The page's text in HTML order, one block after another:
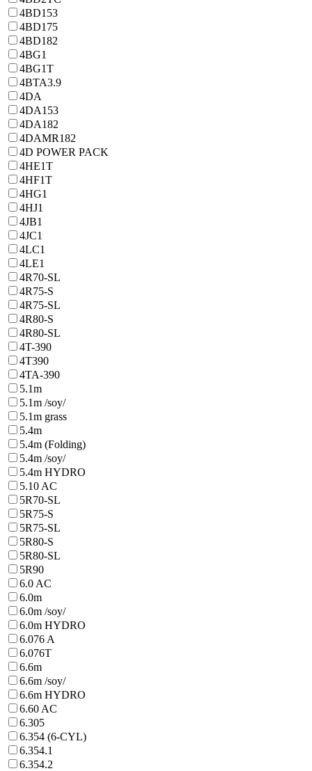
4BD153
4BD175
4BD182
4BG1
4BG1T
4BTA3.9
4DA
4DA153
4DA182
4DAMR182
4D POWER PACK
4HE1T
4HF1T
4HG1
4HJ1
4JB1
4JC1
4LC1
4LE1
4R70-SL
4R75-S
4R75-SL
4R80-S
4R80-SL
4T-390
4T390
4TA-390
5.1m
5.1m /soy/
5.1m grass
5.4m
5.4m (Folding)
5.4m /soy/
5.4m HYDRO
5.10 AC
5R70-SL
5R75-S
5R75-SL
5R80-S
5R80-SL
5R90
6.0 AC
6.0m
6.0m /soy/
6.0m HYDRO
6.076 A
6.076T
6.6m
6.6m /soy/
6.6m HYDRO
6.60 AC
6.305
6.354 (6-CYL)
6.354.1
6.354.2